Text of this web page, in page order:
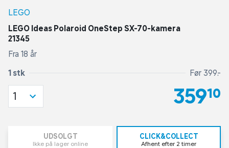
LEGO
LEGO Ideas Polaroid OneStep SX-70-kamera
21345
Fra 18 år
1 stk Før 399,-
359,10
1
UDSOLGT
Ikke på lager online
CLICK&COLLECT
Afhent efter 2 timer